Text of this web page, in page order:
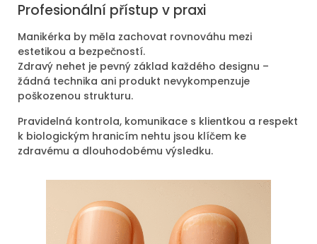
Profesionální přístup v praxi
Manikérka by měla zachovat rovnováhu mezi
estetikou a bezpečností.
Zdravý nehet je pevný základ každého designu –
žádná technika ani produkt nevykompenzuje
poškozenou strukturu.
Pravidelná kontrola, komunikace s klientkou a respekt
k biologickým hranicím nehtu jsou klíčem ke
zdravému a dlouhodobému výsledku.